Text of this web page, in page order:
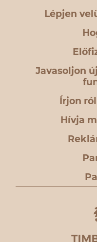
Lépjen
Javasoljon
Írjon
Hívja